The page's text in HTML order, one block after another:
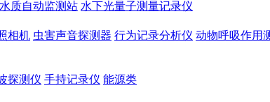
质自动监测站 水下光量子测量记录仪
相机 虫害声音探测器 行为记录分析仪 动物呼吸作用
探测仪 手持记录仪 能源类